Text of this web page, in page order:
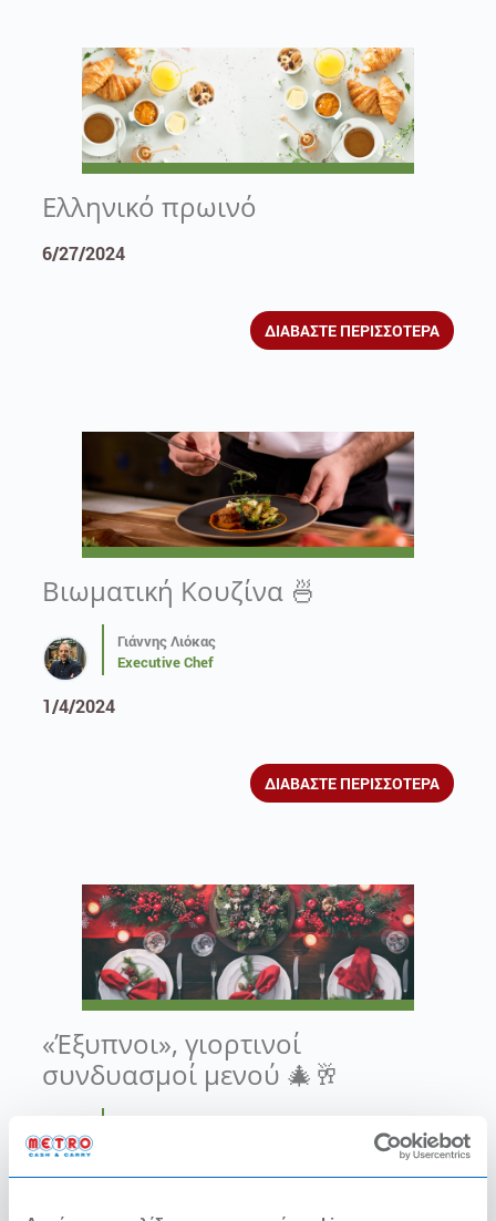
Ελληνικό πρωινό
6/27/2024
ΔΙΑΒΑΣΤΕ ΠΕΡΙΣΣΟΤΕΡΑ
Βιωματική Κουζίνα 🍜
Γιάννης Λιόκας
Executive Chef
1/4/2024
ΔΙΑΒΑΣΤΕ ΠΕΡΙΣΣΟΤΕΡΑ
«Έξυπνοι», γιορτινοί
συνδυασμοί μενού 🎄🥂